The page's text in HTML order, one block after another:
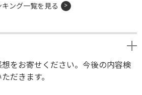
キング一覧を見る
をお寄せください。今後の内容検
だきます。